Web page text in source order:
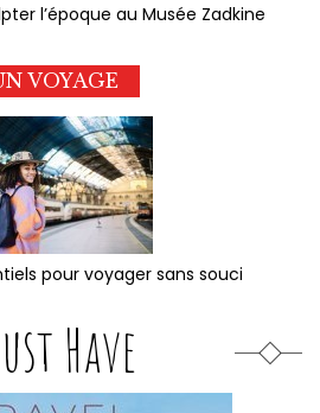
l’époque au Musée Zadkine
VOYAGE
pour voyager sans souci
Have